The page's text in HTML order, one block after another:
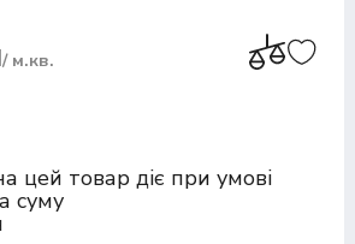
/ м.кв.
цей товар діє при умові
суму